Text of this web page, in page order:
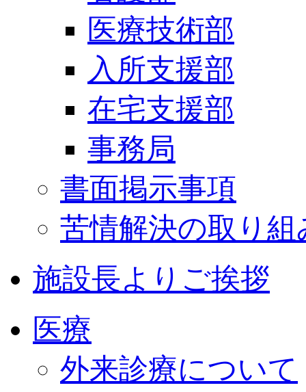
医療技術部
入所支援部
在宅支援部
事務局
書面掲示事項
苦情解決の取り組
施設長よりご挨拶
医療
外来診療について